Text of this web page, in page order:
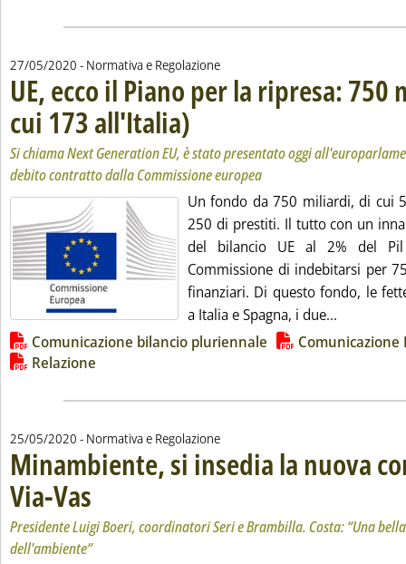
27/05/2020 - Normativa e Regolazione
UE, ecco il Piano per la ripresa:
cui 173 all'Italia). Sottotitolo: Si chiama Next Generation EU, è
. Pubblicata mercoledì 27 maggio 2020 alle 16.55.
Si chiama Next Generation EU, è stato presentato oggi
debito contratto dalla Commissione europea
Un fondo da 750 miliardi, di cui
250 di prestiti. Il tutto con un
del bilancio UE al 2% del Pil
Commissione di indebitarsi per
finanziari. Di questo fondo, le
a Italia e Spagna, i due...
Lista allegati PDF alla notizia
Comunicazione bilancio pluriennale
Comunicazione
Relazione
25/05/2020 - Normativa e Regolazione
Minambiente, si insedia la nuova
Via-Vas
Presidente Luigi Boeri, coordinatori Seri e Brambilla. Costa: “Una
dell'ambiente”